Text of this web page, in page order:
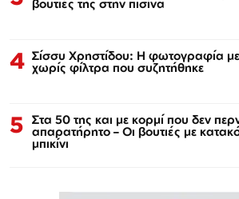
βουτιές της στην πισίνα
4 Σίσσυ Χρηστίδου: Η φωτογραφία
χωρίς φίλτρα που συζητήθηκε
5 Στα 50 της και με κορμί που δεν
απαρατήρητο – Οι βουτιές με
μπικίνι